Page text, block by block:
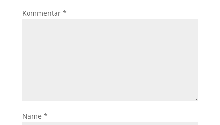
Kommentar *
Name *